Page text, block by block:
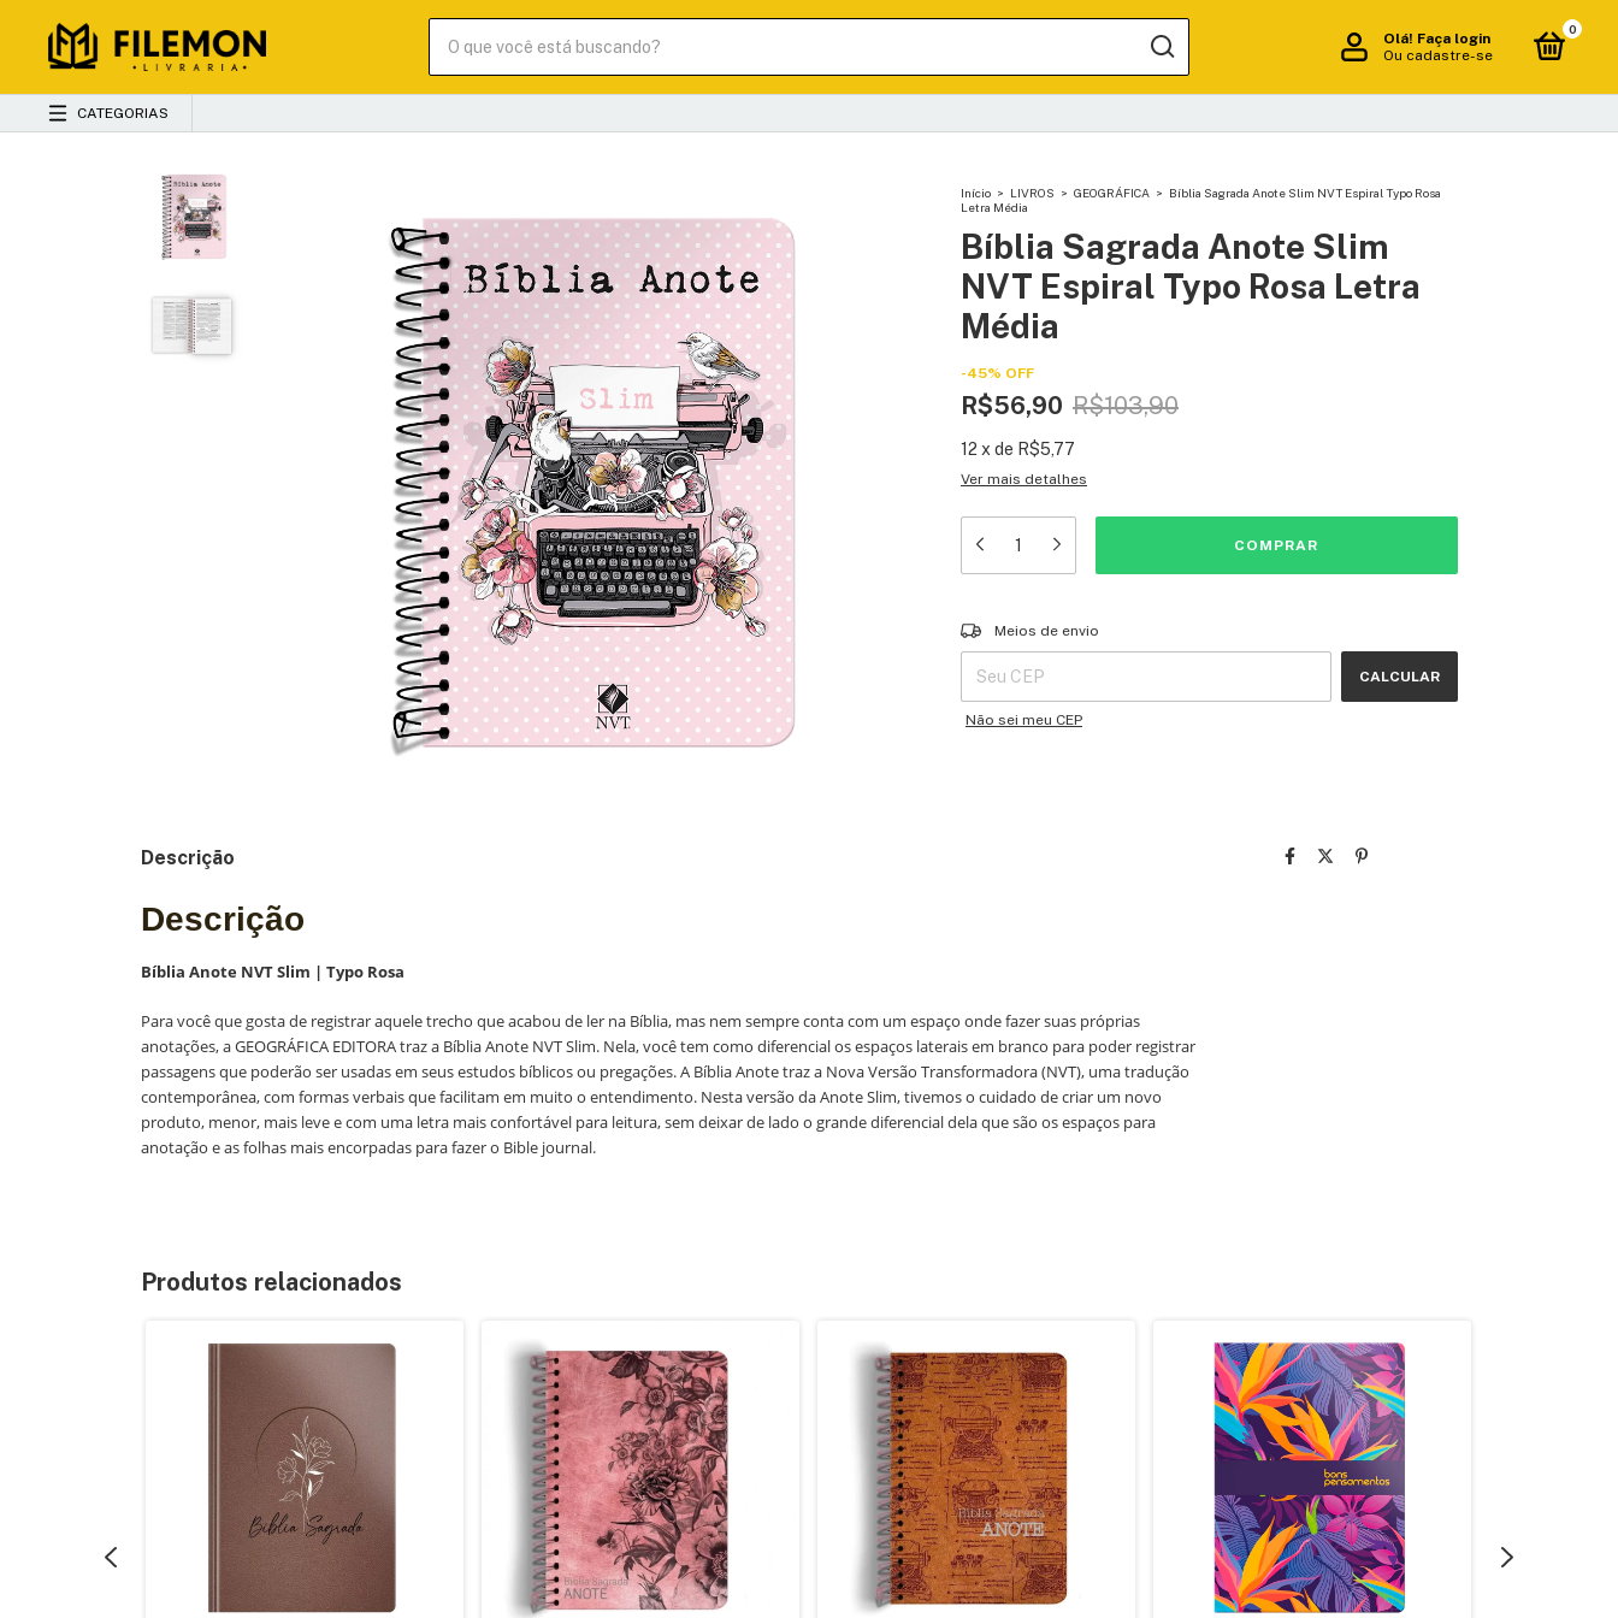
Olá! Faça login
Ou cadastre-se
0
CATEGORIAS
Início > LIVROS > GEOGRÁFICA > Bíblia Sagrada Anote Slim NVT Espiral Typo Rosa
Letra Média
Bíblia Sagrada Anote Slim
NVT Espiral Typo Rosa Letra
Média
-45% OFF
R$56,90 R$103,90
12 x de R$5,77
Ver mais detalhes
Entregas para o CEP:
Meios de envio
CALCULAR
Não sei meu CEP
Descrição
Descrição
Bíblia Anote NVT Slim | Typo Rosa
Para você que gosta de registrar aquele trecho que acabou de ler na Bíblia, mas nem sempre conta com um espaço onde fazer suas próprias
anotações, a GEOGRÁFICA EDITORA traz a Bíblia Anote NVT Slim. Nela, você tem como diferencial os espaços laterais em branco para poder registrar
passagens que poderão ser usadas em seus estudos bíblicos ou pregações. A Bíblia Anote traz a Nova Versão Transformadora (NVT), uma tradução
contemporânea, com formas verbais que facilitam em muito o entendimento. Nesta versão da Anote Slim, tivemos o cuidado de criar um novo
produto, menor, mais leve e com uma letra mais confortável para leitura, sem deixar de lado o grande diferencial dela que são os espaços para
anotação e as folhas mais encorpadas para fazer o Bible journal.
Produtos relacionados